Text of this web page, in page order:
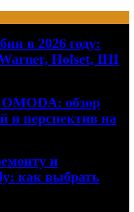
в 2026 году:
Holset, IHI
обзор
и перспектив на
и
как выбрать